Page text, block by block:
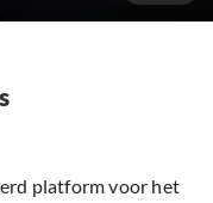
platform voor het